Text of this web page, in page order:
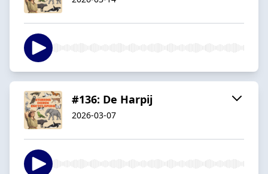
#136: De Harpij
2026-03-07